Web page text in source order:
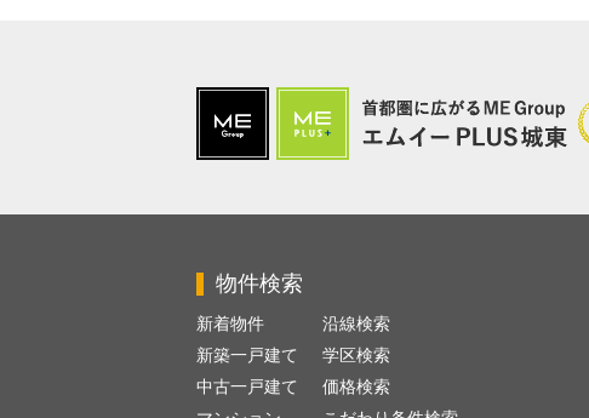
物件検索
新着物件
新築一戸建て
中古一戸建て
沿線検索
学区検索
価格検索